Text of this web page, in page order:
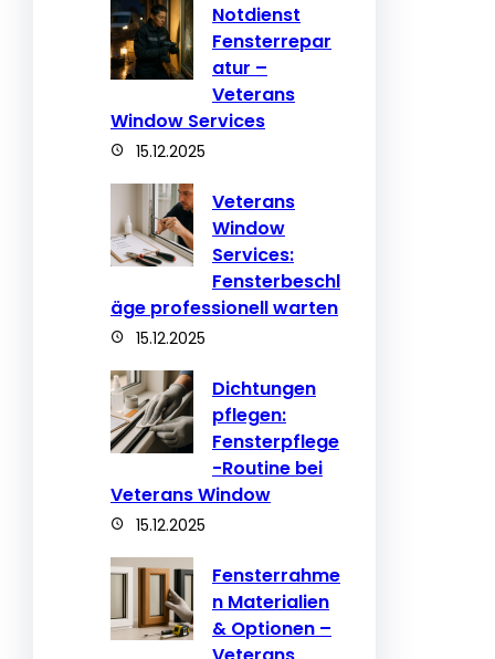
Notdienst
Fensterrepar
atur –
Veterans
Window Services
15.12.2025
Veterans
Window
Services:
Fensterbeschl
äge professionell warten
15.12.2025
Dichtungen
pflegen:
Fensterpflege
-Routine bei
Veterans Window
15.12.2025
Fensterrahme
n Materialien
& Optionen –